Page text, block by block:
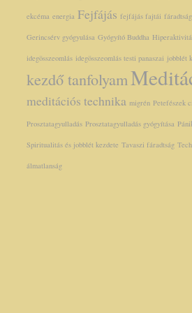
ekcéma energia Fejfájás fejfájás fajtái fáradtság
Gerincsérv gyógyulása Gyógyító Buddha
idegösszeomlás idegösszeomlás testi panaszai jobblét
kezdő tanfolyam
meditációs technika migrén Petefészek
Prosztatagyulladás Prosztatagyulladás gyógyítása
Spiritualitás és jobblét kezdete Tavaszi fáradtság
álmatlanság